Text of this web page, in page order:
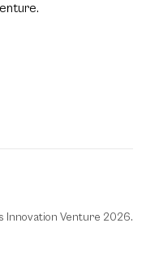
Innovation Venture 2026.